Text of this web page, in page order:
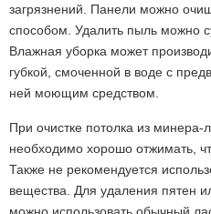
загрязнений. Панели можно
способом. Удалить пыль можно
Влажная уборка может
губкой, смоченной в воде с
ней моющим средством.
При очистке потолка из минера-
необходимо хорошо отжимать,
Также не рекомендуется
вещества. Для удаления пятен
можно использовать обычный